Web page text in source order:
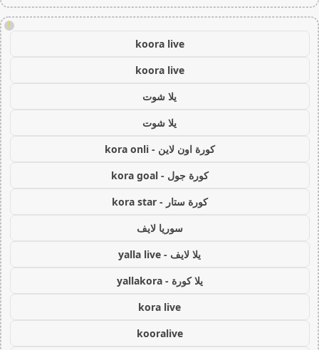
!
koora live
koora live
يلا شوت
يلا شوت
كورة اون لاين - kora onli
كورة جول - kora goal
كورة ستار - kora star
سوريا لايف
يلا لايف - yalla live
يلا كورة - yallakora
kora live
kooralive